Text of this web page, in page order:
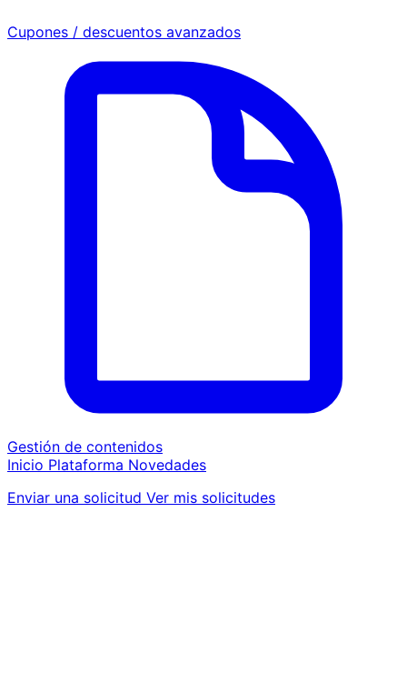
Cupones / descuentos avanzados
Gestión de contenidos
Inicio Plataforma Novedades
Enviar una solicitud Ver mis solicitudes